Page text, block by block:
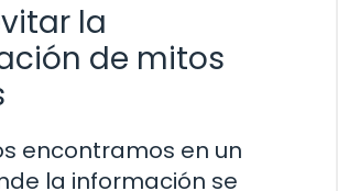
la
de mitos
encontramos en un
la información se